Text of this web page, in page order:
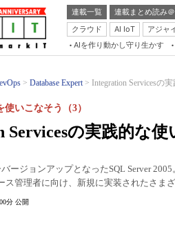
連載一覧 連載まとめ読み
クラウド
AI IoT アジャ
AIを作り動かし守り生かす
Database Expert Integration Servicesの
Servicesの実践的な使
使いこなそう（3）
ージョンアップとなったSQL Server
ス管理者に向け、新規に実装されたさま
分 公開